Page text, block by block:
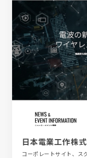
日本電業工作株